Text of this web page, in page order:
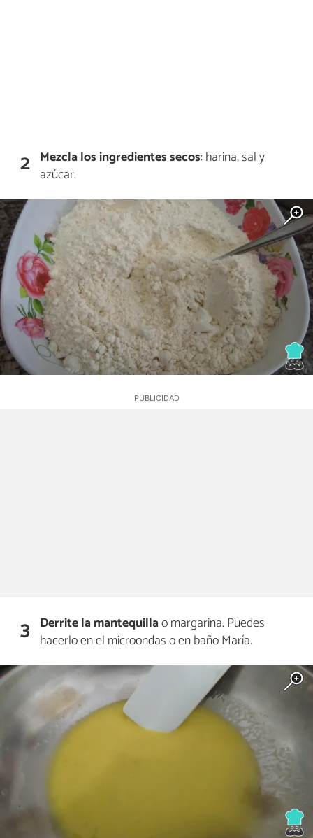
2 Mezcla los ingredientes secos: harina, sal y
azúcar.
3 Derrite la mantequillao margarina. Puedes
hacerlo en el microondas o en baño María.